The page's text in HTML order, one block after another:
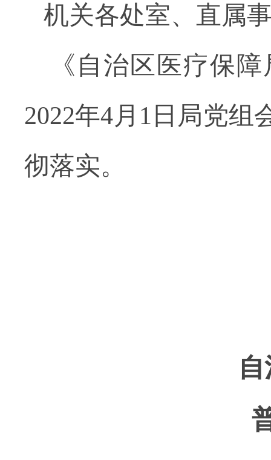
机关各处室、直属
《自治区医疗保
2022年4月1日局党组
彻落实。